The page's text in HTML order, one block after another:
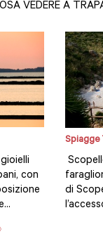
VEDERE A
con
Spiagge
di